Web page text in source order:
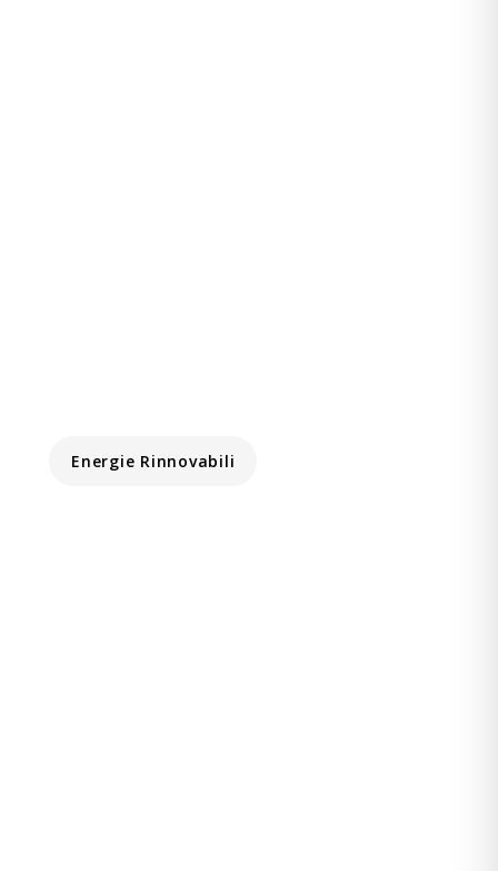
Energie Rinnovabili